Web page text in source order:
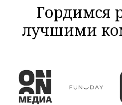
Гордимся
лучшими